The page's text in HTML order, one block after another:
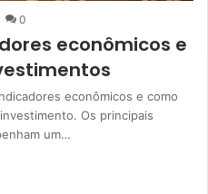
0
econômicos e
econômicos e como
Os principais
um…